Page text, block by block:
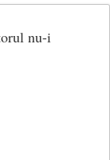
nu-i